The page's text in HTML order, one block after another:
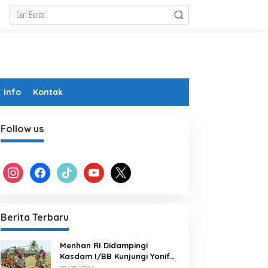
Info Kontak
Follow us
instagram facebook tiktok youtube x
Berita Terbaru
Menhan RI Didampingi
Kasdam I/BB Kunjungi Yonif